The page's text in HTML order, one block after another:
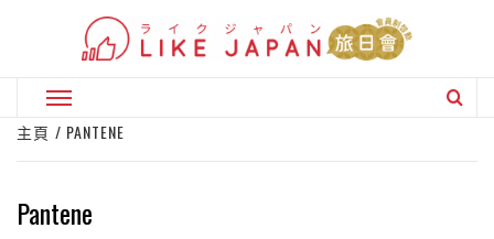
Primary
Menu
主頁 PANTENE
Pantene